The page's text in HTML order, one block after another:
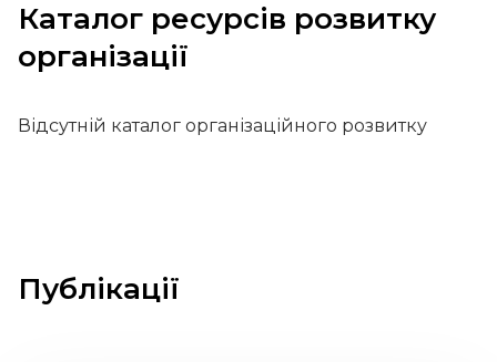
Каталог ресурсів розвитку
організації
Відсутній каталог організаційного розвитку
Публікації